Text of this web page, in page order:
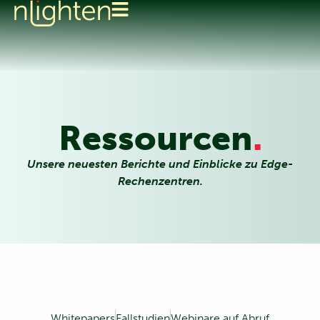
Ressourcen.
Unsere neuesten Berichte und Einblicke zu Edge-
Rechenzentren.